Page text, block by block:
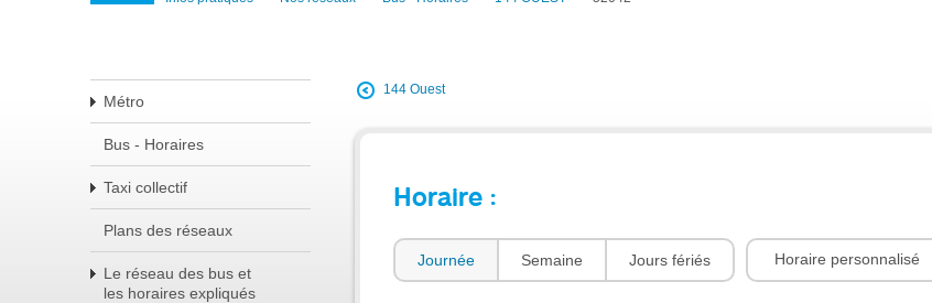
Métro
Bus - Horaires
Taxi collectif
Plans des réseaux
Le réseau des bus et
les horaires expliqués
144 Ouest
Horaire :
Journée Semaine Jours fériés Horaire personnalisé